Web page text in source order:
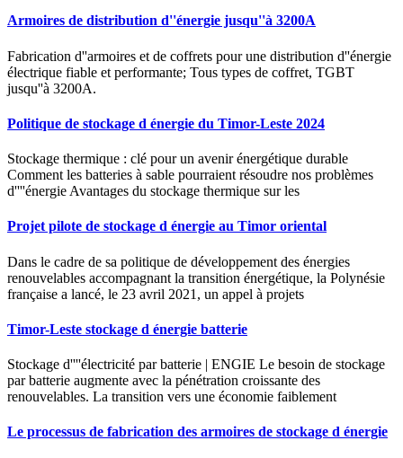
Armoires de distribution d''énergie jusqu''à 3200A
Fabrication d''armoires et de coffrets pour une distribution d''énergie
électrique fiable et performante; Tous types de coffret, TGBT
jusqu''à 3200A.
Politique de stockage d énergie du Timor-Leste 2024
Stockage thermique : clé pour un avenir énergétique durable
Comment les batteries à sable pourraient résoudre nos problèmes
d''''énergie Avantages du stockage thermique sur les
Projet pilote de stockage d énergie au Timor oriental
Dans le cadre de sa politique de développement des énergies
renouvelables accompagnant la transition énergétique, la Polynésie
française a lancé, le 23 avril 2021, un appel à projets
Timor-Leste stockage d énergie batterie
Stockage d''''électricité par batterie | ENGIE Le besoin de stockage
par batterie augmente avec la pénétration croissante des
renouvelables. La transition vers une économie faiblement
Le processus de fabrication des armoires de stockage d énergie